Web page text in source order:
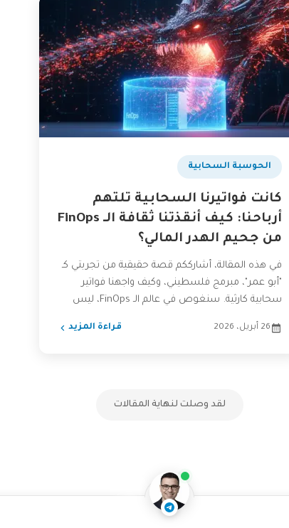
الحوسبة السحابية
كانت فواتيرنا السحابية تلتهم
أرباحنا: كيف أنقذتنا ثقافة الـ FinOps
من جحيم الهدر المالي؟
في هذه المقالة، أشارككم قصة حقيقية من تجربتي كـ
"أبو عمر"، مبرمج فلسطيني، وكيف واجهنا فواتير
سحابية كارثية. سنغوص في عالم الـ FinOps، ليس
26 أبريل، 2026 قراءة المزيد
لقد وصلت لنهاية المقالات